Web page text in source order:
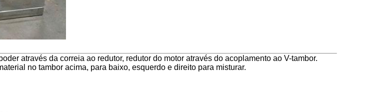
através da correia ao redutor, redutor do motor através do acoplamento ao V-tambor.
no tambor acima, para baixo, esquerdo e direito para misturar.